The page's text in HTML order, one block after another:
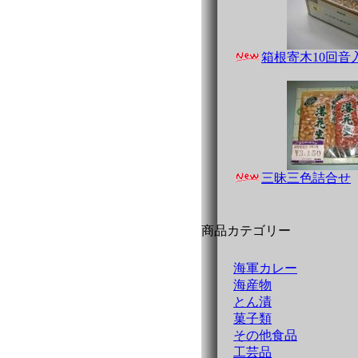
箱根寄木10回音
三昧三色詰合せ
商品カテゴリー
海軍カレー
海産物
とん漬
菓子類
その他食品
工芸品